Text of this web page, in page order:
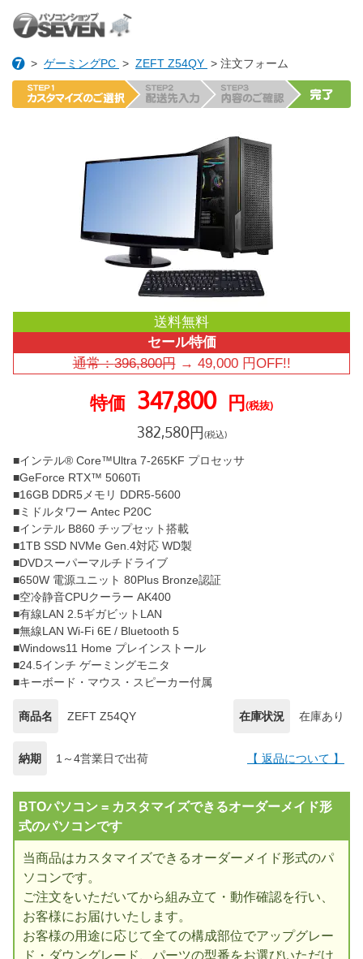
> ゲーミングPC > ZEFT Z54QY > 注文フォーム
送料無料
セール特価
通常：396,800円→ 49,000円OFF!!
特価 347,800 円(税抜)
382,580円(税込)
■インテル® Core™Ultra 7-265KF プロセッサ
■GeForce RTX™ 5060Ti
■16GB DDR5メモリ DDR5-5600
■ミドルタワー Antec P20C
■インテル B860 チップセット搭載
■1TB SSD NVMe Gen.4対応 WD製
■DVDスーパーマルチドライブ
■650W 電源ユニット 80Plus Bronze認証
■空冷静音CPUクーラー AK400
■有線LAN 2.5ギガビットLAN
■無線LAN Wi-Fi 6E / Bluetooth 5
■Windows11 Home プレインストール
■24.5インチ ゲーミングモニタ
■キーボード・マウス・スピーカー付属
商品名 ZEFT Z54QY 在庫状況 在庫あり
納期 1～4営業日で出荷 【 返品について 】
BTOパソコン = カスタマイズできるオーダーメイド形
式のパソコンです
当商品はカスタマイズできるオーダーメイド形式のパ
ソコンです。
ご注文をいただいてから組み立て・動作確認を行い、
お客様にお届けいたします。
お客様の用途に応じて全ての構成部位でアップグレー
ド・ダウングレード、パーツの型番をお選びいただけ